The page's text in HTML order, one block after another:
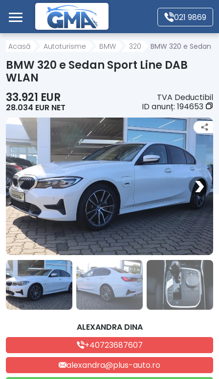
Mergi direct la conținutul principal
021 9869
Acasă
Autoturisme
Motociclete
Autoutilitare
Alte tipuri vehicule
Despre Noi
Contact
Acasă Autoturisme BMW 320 BMW 320 e Sedan
BMW 320 e Sedan Sport Line DAB
WLAN
33.921 EUR
28.034 EUR NET
TVA Deductibil
ID anunț: 194653
ALEXANDRA DINA
+40723687607
alexandra@plus-auto.ro